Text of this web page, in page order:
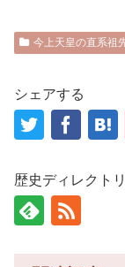
今上天皇の直系祖
シェアする
歴史ディレクト